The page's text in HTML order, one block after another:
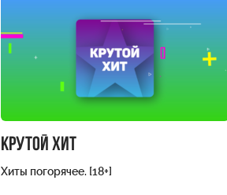
Крутой хит
Хиты погорячее. [18+]